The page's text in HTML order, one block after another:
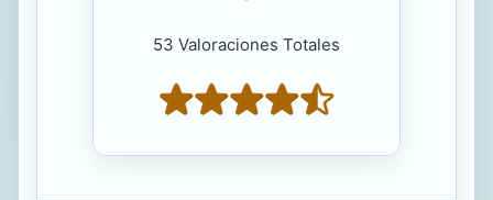
53 Valoraciones Totales